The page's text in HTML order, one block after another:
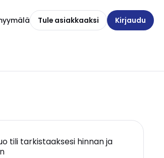
Tule asiakkaaksi Kirjaudu
tili tarkistaaksesi hinnan ja